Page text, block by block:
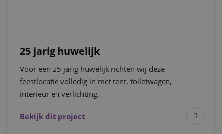
25 jarig huwelijk
Voor een 25 jarig huwelijk richten wij deze
feestlocatie volledig in met tent, toiletwagen,
interieur en verlichting.
Bekijk dit project